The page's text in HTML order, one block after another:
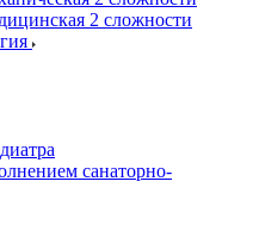
2 сложности
санаторно-